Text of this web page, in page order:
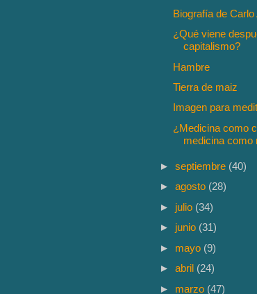
Biografía de Carlo
¿Qué viene
capitalismo?
Hambre
Tierra de maiz
Imagen para
¿Medicina como
medicina como
►septiembre (40)
►agosto (28)
► julio (34)
► junio (31)
► mayo (9)
►abril (24)
► marzo (47)